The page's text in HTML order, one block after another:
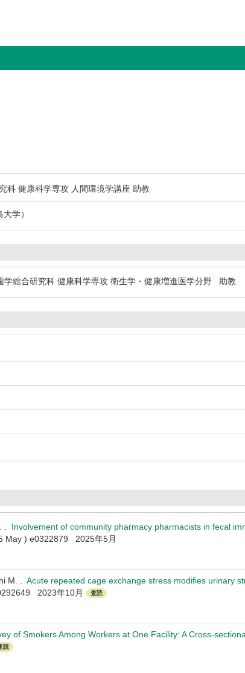
科 健康科学専攻 人間環境学講座 助教
学）
総合研究科 健康科学専攻 衛生学・健康増進医学分野 助教
. Involvement of community pharmacy pharmacists in fecal
May ) e0322879 2025年5月
M. . Acute repeated cage exchange stress modifies urinary
2023年10月 査読
of Smokers Among Workers at One Facility: A Cross-
読